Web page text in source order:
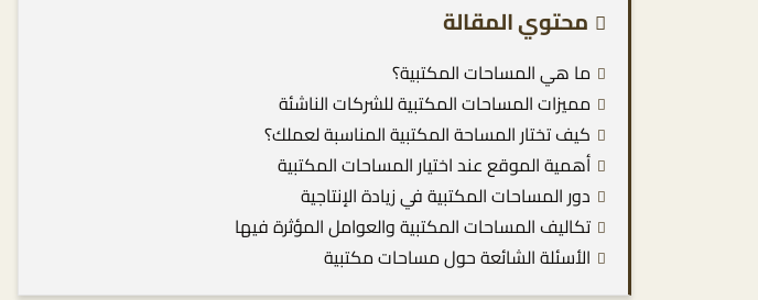
محتوي المقالة
ما هي المساحات المكتبية؟
مميزات المساحات المكتبية للشركات الناشئة
كيف تختار المساحة المكتبية المناسبة لعملك؟
أهمية الموقع عند اختيار المساحات المكتبية
دور المساحات المكتبية في زيادة الإنتاجية
تكاليف المساحات المكتبية والعوامل المؤثرة فيها
الأسئلة الشائعة حول مساحات مكتبية